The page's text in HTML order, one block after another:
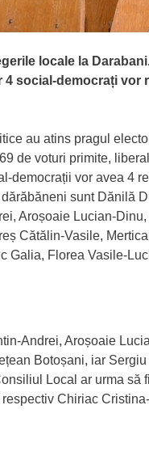
locale la
social-democrați vor
au atins pragul
de voturi primite,
democrații vor avea 4
sunt Dănilă
Aroșoaie Lucian-
Cătălin-Vasile,
Galia, Florea Vasile-
Andrei, Aroșoaie
Botoșani, iar
Local ar urma
Chiriac